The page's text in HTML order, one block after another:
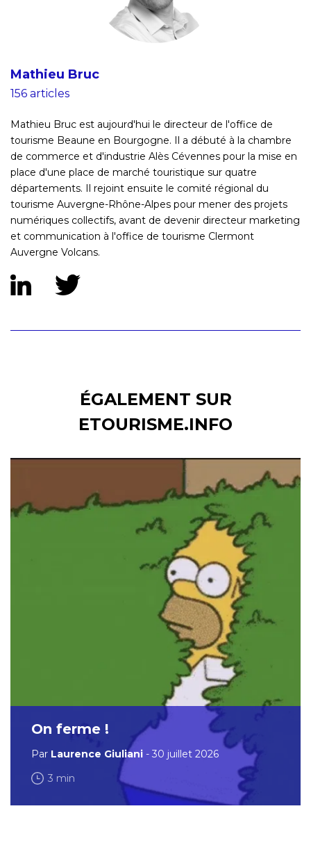
Mathieu Bruc
156 articles
Mathieu Bruc est aujourd'hui le directeur de l'office de
tourisme Beaune en Bourgogne. Il a débuté à la chambre
de commerce et d'industrie Alès Cévennes pour la mise en
place d'une place de marché touristique sur quatre
départements. Il rejoint ensuite le comité régional du
tourisme Auvergne-Rhône-Alpes pour mener des projets
numériques collectifs, avant de devenir directeur marketing
et communication à l'office de tourisme Clermont
Auvergne Volcans.
ÉGALEMENT SUR
ETOURISME.INFO
On ferme !
Par Laurence Giuliani - 30 juillet 2026
3 min